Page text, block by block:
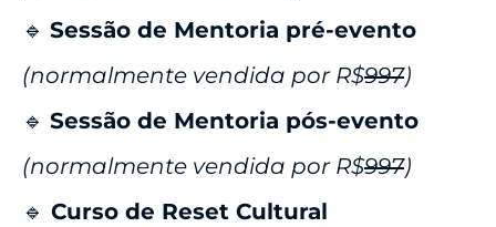
🔹 Sessão de Mentoria pré-evento
(normalmente vendida por R$997)
🔹 Sessão de Mentoria pós-evento
(normalmente vendida por R$997)
🔹 Curso de Reset Cultural